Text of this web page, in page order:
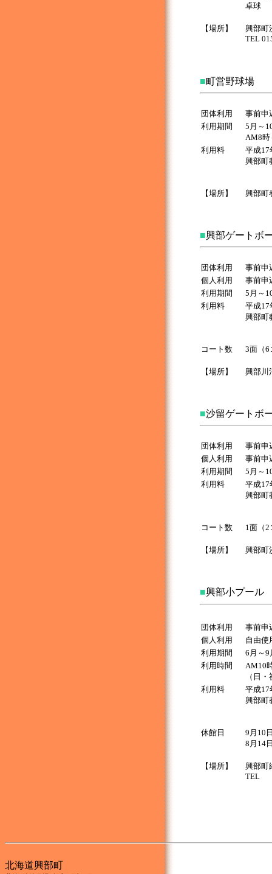
卓球
【場所】
興部町
TEL
■町営野球場
団体利用
事前申
利用期間
5月～
AM8時
利用料
平成17
興部町
【場所】 興部町
■興部ゲートボ
団体利用
事前申
個人利用
事前申
利用期間
5月～
利用料
平成17
興部町
コート数 3面（6
【場所】 興部川
■沙留ゲートボ
団体利用
事前申
個人利用
事前申
利用期間
5月～
利用料
平成17
興部町
コート数 1面（2
【場所】 興部町
■興部小プール
団体利用
事前申
個人利用
自由使
利用期間
6月～9
利用時間
AM10
（日
利用料
平成17
興部町
休館日
9月10
8月14
【場所】
興部町
TEL
北海道興部町